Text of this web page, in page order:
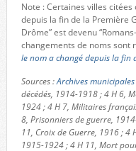
Note : Certaines villes
depuis la fin de la Première
Drôme” est devenu
changements de noms sont
le nom a changé depuis la fin
Sources :Archives
décédés, 1914-1918 ; 4 H 6,
1924 ; 4 H 7, Militaires
8, Prisonniers de guerre,
11, Croix de Guerre, 1916 ;
1915-1924 ; 4 H 11, Mort